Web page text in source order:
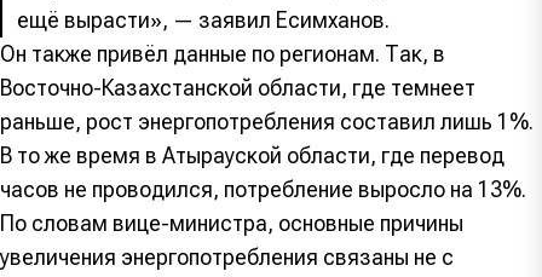
ещё вырасти», — заявил Есимханов.
Он также привёл данные по регионам. Так, в
Восточно-Казахстанской области, где темнеет
раньше, рост энергопотребления составил лишь 1%.
В то же время в Атырауской области, где перевод
часов не проводился, потребление выросло на 13%.
По словам вице-министра, основные причины
увеличения энергопотребления связаны не с